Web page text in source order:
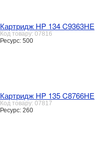
Картридж HP 134 C9363HE
Код товару: 07816
Ресурс: 500
Картридж HP 135 C8766HE
Код товару: 07817
Ресурс: 260